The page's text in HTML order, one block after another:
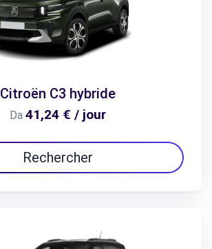
Citroën C3 hybride
Da 41,24 € / jour
Rechercher